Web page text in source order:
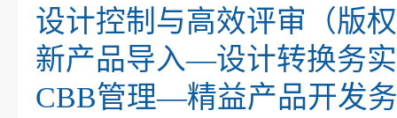
设计控制与高效评审（版
新产品导入—设计转换务
CBB管理—精益产品开发